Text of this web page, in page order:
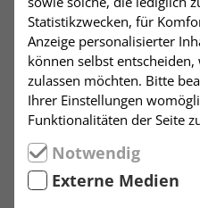
Chorprobe
Kanti
Leitung: Sarah Zich
Der Chor freut sich auch
jeden, der Lust zum
einfach einmal vorbei und
eine Probe an.
Statistikzwecken, für
Anzeige personalisierter
können selbst entscheiden,
zulassen möchten. Bitte
Ihrer Einstellungen
Funktionalitäten der Seite
Notwendig
Externe Medien